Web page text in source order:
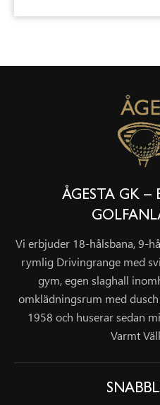
ÅGESTA GK –
Vi erbjuder 18-hålsbana, 9-
rymlig Drivingrange med
gym, egen slaghall
omklädningsrum med
1958 och huserar sedan
Varmt